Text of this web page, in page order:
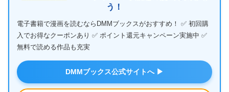
う！
電子書籍で漫画を読むならDMMブックスがおすすめ！ ✅ 初回購
入でお得なクーポンあり ✅ ポイント還元キャンペーン実施中 ✅
無料で読める作品も充実
DMMブックス公式サイトへ ▶